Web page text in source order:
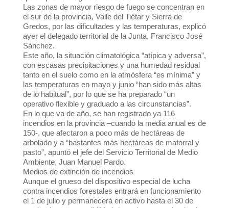
Las zonas de mayor riesgo de fuego se concentran en
el sur de la provincia, Valle del Tiétar y Sierra de
Gredos, por las dificultades y las temperaturas, explicó
ayer el delegado territorial de la Junta, Francisco José
Sánchez.
Este año, la situación climatológica “atípica y adversa”,
con escasas precipitaciones y una humedad residual
tanto en el suelo como en la atmósfera “es mínima” y
las temperaturas en mayo y junio “han sido más altas
de lo habitual”, por lo que se ha preparado “un
operativo flexible y graduado a las circunstancias”.
En lo que va de año, se han registrado ya 116
incendios en la provincia –cuando la media anual es de
150-, que afectaron a poco más de hectáreas de
arbolado y a “bastantes más hectáreas de matorral y
pasto”, apuntó el jefe del Servicio Territorial de Medio
Ambiente, Juan Manuel Pardo.
Medios de extinción de incendios
Aunque el grueso del dispositivo especial de lucha
contra incendios forestales entrará en funcionamiento
el 1 de julio y permanecerá en activo hasta el 30 de